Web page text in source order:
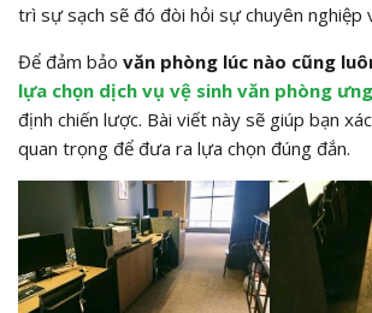
trì sự sạch sẽ đó đòi hỏi sự chuyên nghiệp
Để đảm bảo văn phòng lúc nào cũng
lựa chọn dịch vụ vệ sinh văn phòng
định chiến lược. Bài viết này sẽ giúp bạn
quan trọng để đưa ra lựa chọn đúng đắn.